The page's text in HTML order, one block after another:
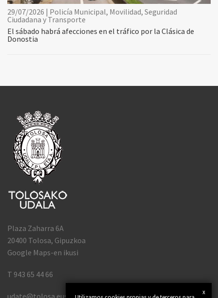
29/07/2026 | Policía Municipal, Movilidad, Seguridad
Ciudadana y Transporte
El sábado habrá afecciones en el tráfico por la Clásica de
Donostia
x
Plaza Zaharra 6A
20400 Tolosa, Gipuzkoa
Google Maps-en ikusi
T 943 65 44 66